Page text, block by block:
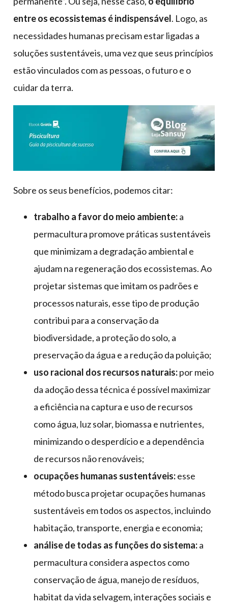
entre os ecossistemas é indispensável. Logo, as
necessidades humanas precisam estar ligadas a
soluções sustentáveis, uma vez que seus princípios
estão vinculados com as pessoas, o futuro e o
cuidar da terra.
Sobre os seus benefícios, podemos citar:
trabalho a favor do meio ambiente:a
permacultura promove práticas sustentáveis
que minimizam a degradação ambiental e
ajudam na regeneração dos ecossistemas. Ao
projetar sistemas que imitam os padrões e
processos naturais, esse tipo de produção
contribui para a conservação da
biodiversidade, a proteção do solo, a
preservação da água e a redução da poluição;
uso racional dos recursos naturais:por meio
da adoção dessa técnica é possível maximizar
a eficiência na captura e uso de recursos
como água, luz solar, biomassa e nutrientes,
minimizando o desperdício e a dependência
de recursos não renováveis;
ocupações humanas sustentáveis:esse
método busca projetar ocupações humanas
sustentáveis em todos os aspectos, incluindo
habitação, transporte, energia e economia;
análise de todas as funções do sistema:a
permacultura considera aspectos como
conservação de água, manejo de resíduos,
habitat da vida selvagem, interações sociais e